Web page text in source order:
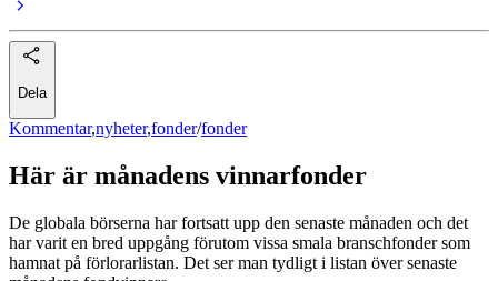
Dela
Kommentar,nyheter,fonder/fonder
Här är månadens vinnarfonder
De globala börserna har fortsatt upp den senaste månaden och det
har varit en bred uppgång förutom vissa smala branschfonder som
hamnat på förlorarlistan. Det ser man tydligt i listan över senaste